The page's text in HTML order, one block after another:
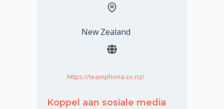
New Zealand
https://teamphoria.co.nz/
Koppel aan sosiale media